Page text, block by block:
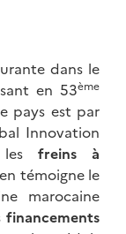
dans le
en 53ème
pays est par
Innovation
les freins à
témoigne le
marocaine
financements